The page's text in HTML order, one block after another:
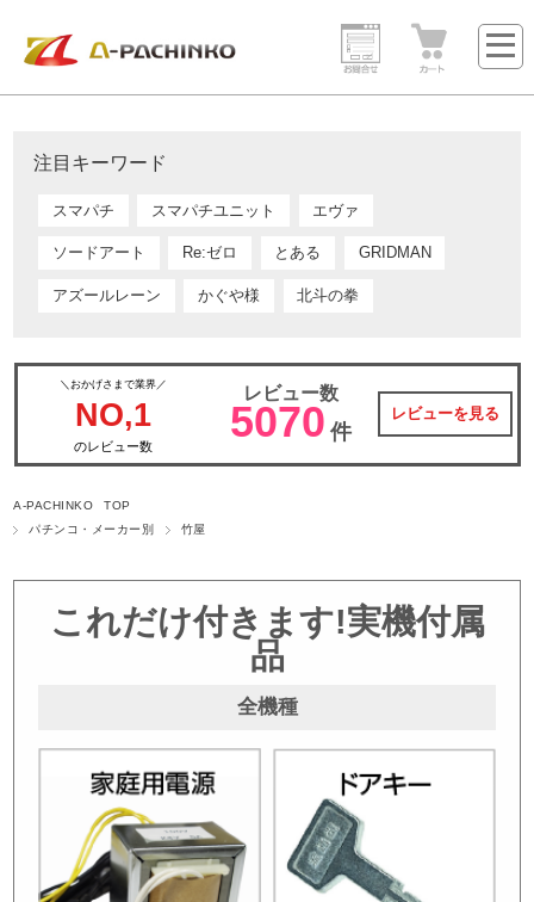
注目キーワード
スマパチ スマパチユニット エヴァ
ソードアート Re:ゼロ とある GRIDMAN
アズールレーン かぐや様 北斗の拳
＼おかげさまで業界／
NO,1
のレビュー数
レビュー数
5070 件
レビューを見る
A-PACHINKO TOP
パチンコ・メーカー別
竹屋
これだけ付きます!実機付属
品
全機種